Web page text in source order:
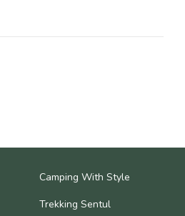
Camping With Style
Trekking Sentul